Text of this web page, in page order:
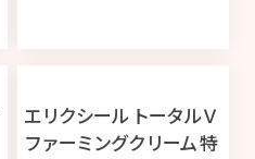
エリクシール トータルＶ
ファーミングクリーム 特